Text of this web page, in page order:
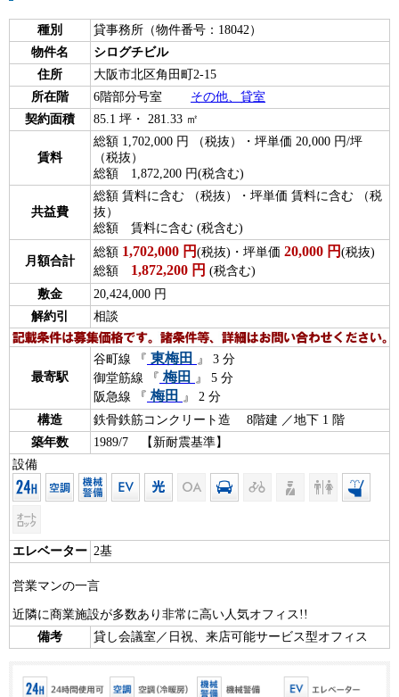
種別
貸事務所（物件番号：18042）
物件名
シログチビル
住所
大阪市北区角田町2-15
所在階
6階部分号室 その他、貸室
契約面積
85.1 坪・ 281.33 ㎡
賃料
総額 1,702,000 円 （税抜）・坪単価 20,000 円/坪
（税抜）
総額 1,872,200 円(税含む)
共益費
総額 賃料に含む （税抜）・坪単価 賃料に含む （税
抜）
総額 賃料に含む (税含む)
月額合計
総額 1,702,000 円 (税抜)・坪単価 20,000 円 (税抜)
総額 1,872,200 円 (税含む)
敷金
20,424,000 円
解約引
相談
最寄駅
谷町線 『 東梅田
』 3 分
御堂筋線 『 梅田
』 5 分
阪急線 『 梅田
』 2 分
構造
鉄骨鉄筋コンクリート造 8階建 ／地下 1 階
築年数
1989/7 【新耐震基準】
設備
エレベーター 2基
営業マンの一言
近隣に商業施設が多数あり非常に高い人気オフィス!!
備考
貸し会議室／日祝、来店可能サービス型オフィス